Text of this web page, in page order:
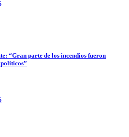
“Gran parte de los incendios fueron